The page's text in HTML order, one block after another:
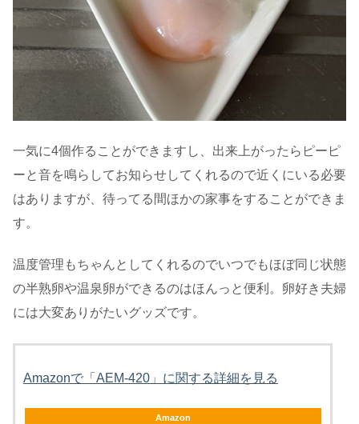
一気に4個作ることができますし、出来上がったらピーピ
ーと音を鳴らしてお知らせしてくれるので近くにいる必要
はありますが、待ってる間ほかの家事をすることができま
す。
温度管理もちゃんとしてくれるのでいつでもほぼ同じ状態
の半熟卵や温泉卵ができるのはほんっと便利。卵好き夫婦
には大変ありがたいグッズです。
Amazonで「AEM-420」に関する詳細を見る
Amazon